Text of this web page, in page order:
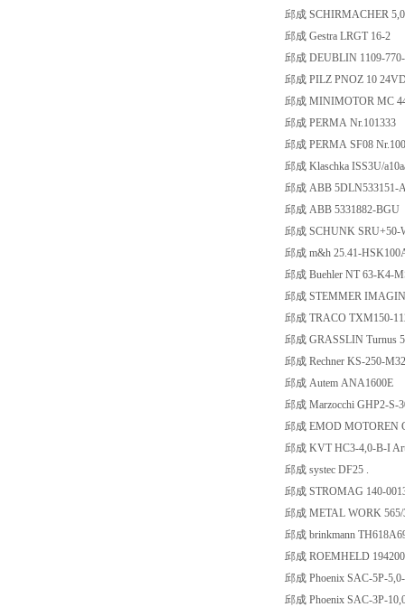
邱成 SCHIRMACHER
邱成 Gestra LRGT 16-2
邱成 DEUBLIN 1109-
邱成 PILZ PNOZ 10
邱成 MINIMOTOR MC
邱成 PERMA Nr.101333
邱成 PERMA SF08
邱成 Klaschka ISS3U/
邱成 ABB 5DLN533151-
邱成 ABB 5331882-BGU
邱成 SCHUNK SRU+50-
邱成 m&h 25.41-
邱成 Buehler NT 63-K4-
邱成 STEMMER
邱成 TRACO TXM150-
邱成 GRASSLIN Turnus
邱成 Rechner KS-250-M32
邱成 Autem ANA1600E
邱成 Marzocchi GHP2-S-
邱成 EMOD MOTOREN
邱成 KVT HC3-4,0-B-I
邱成 systec DF25 .
邱成 STROMAG 140-
邱成 METAL WORK
邱成 brinkmann
邱成 ROEMHELD
邱成 Phoenix SAC-5P-
邱成 Phoenix SAC-3P-